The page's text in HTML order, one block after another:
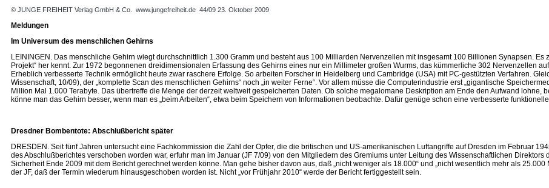
© JUNGE FREIHEIT Verlag GmbH & Co. www.jungefreiheit.de 44/09 23. Oktober 2009
Meldungen
Im Universum des menschlichen Gehirns
LEININGEN. Das menschliche Gehirn wiegt durchschnittlich 1.300 Gramm und besteht aus 100 Milliarden Nervenzellen mit insgesamt 100 Billionen Synapsen.
Projekt“ her kennt. Zur 1972 begonnenen dreidimensionalen Erfassung des Gehirns eines nur ein Millimeter großen Wurms, das kümmerliche 302 Nervenzellen
Erheblich verbesserte Technik ermöglicht heute zwar raschere Erfolge. So arbeiten Forscher in Heidelberg und Cambridge (USA) mit PC-gestützten Verfahren.
Wissenschaft, 10/09), der „komplette Scan des menschlichen Gehirns“ noch „in weiter Ferne“. Vor allem müsse die Computerindustrie erst „gigantische
Million Mal 1.000 Terabyte. Das übertreffe die Menge der derzeit weltweit gespeicherten Daten. Ob solche megalomane Deskription am Ende den Aufwand lohne,
könne man das Gehirn besser, wenn man es „beim Arbeiten“, etwa beim Speichern von Informationen beobachte. Dafür genüge schon eine verbesserte
Dresdner Bombentote: Abschlußbericht später
DRESDEN. Seit fünf Jahren untersucht eine Fachkommission die Zahl der Opfer, die die britischen und US-amerikanischen Luftangriffe auf Dresden im Februar
des Abschlußberichtes verschoben worden war, erfuhr man im Januar (JF 7/09) von den Mitgliedern des Gremiums unter Leitung des Wissenschaftlichen
Sicherheit Ende 2009 mit dem Bericht gerechnet werden könne. Man gehe bisher davon aus, daß „nicht weniger als 18.000“ und „nicht wesentlich mehr als
der JF, daß der Termin wiederum hinausgeschoben worden ist. Nicht „vor Frühjahr 2010“ werde der Bericht fertiggestellt sein.